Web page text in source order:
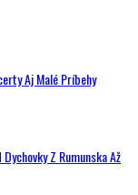
Aj Malé Príbehy
Z Rumunska Až